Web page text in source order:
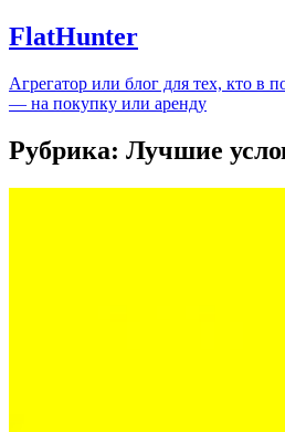
FlatHunter
Агрегатор или блог для тех, кто в
— на покупку или аренду
Рубрика: Лучшие